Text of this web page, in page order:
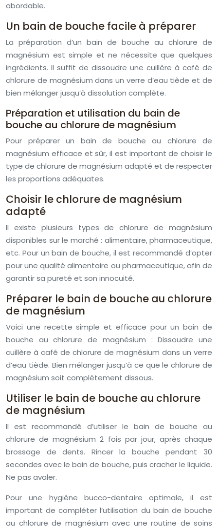
abordable.
Un bain de bouche facile à préparer
La préparation d’un bain de bouche au chlorure de
magnésium est simple et ne nécessite que quelques
ingrédients. Il suffit de dissoudre une cuillère à café de
chlorure de magnésium dans un verre d’eau tiède et de
bien mélanger jusqu’à dissolution complète.
Préparation et utilisation du bain de
bouche au chlorure de magnésium
Pour préparer un bain de bouche au chlorure de
magnésium efficace et sûr, il est important de choisir le
type de chlorure de magnésium adapté et de respecter
les proportions adéquates.
Choisir le chlorure de magnésium
adapté
Il existe plusieurs types de chlorure de magnésium
disponibles sur le marché : alimentaire, pharmaceutique,
etc. Pour un bain de bouche, il est recommandé d’opter
pour une qualité alimentaire ou pharmaceutique, afin de
garantir sa pureté et son innocuité.
Préparer le bain de bouche au chlorure
de magnésium
Voici une recette simple et efficace pour un bain de
bouche au chlorure de magnésium : Dissoudre une
cuillère à café de chlorure de magnésium dans un verre
d’eau tiède. Bien mélanger jusqu’à ce que le chlorure de
magnésium soit complètement dissous.
Utiliser le bain de bouche au chlorure
de magnésium
Il est recommandé d’utiliser le bain de bouche au
chlorure de magnésium 2 fois par jour, après chaque
brossage de dents. Rincer la bouche pendant 30
secondes avec le bain de bouche, puis cracher le liquide.
Ne pas avaler.
Pour une hygiène bucco-dentaire optimale, il est
important de compléter l’utilisation du bain de bouche
au chlorure de magnésium avec une routine de soins